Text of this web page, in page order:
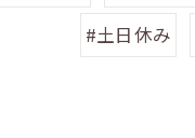
#土日休み